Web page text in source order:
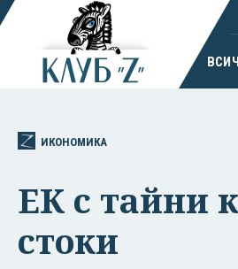
ИКОНОМИКА
ЕК с тайни
стоки